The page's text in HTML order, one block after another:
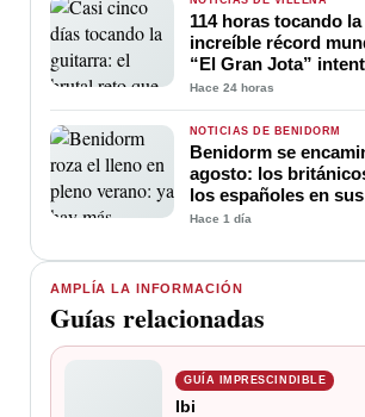
AMPLÍA LA INFORMACIÓN
Guías relacionadas
GUÍA IMPRESCINDIBLE
Ibi
114 horas tocando
increíble récord
“El Gran Jota”
en Villena
Hace 24 horas
NOTICIAS DE BENIDORM
Benidorm se
agosto: los
los españoles en
Hace 1 día